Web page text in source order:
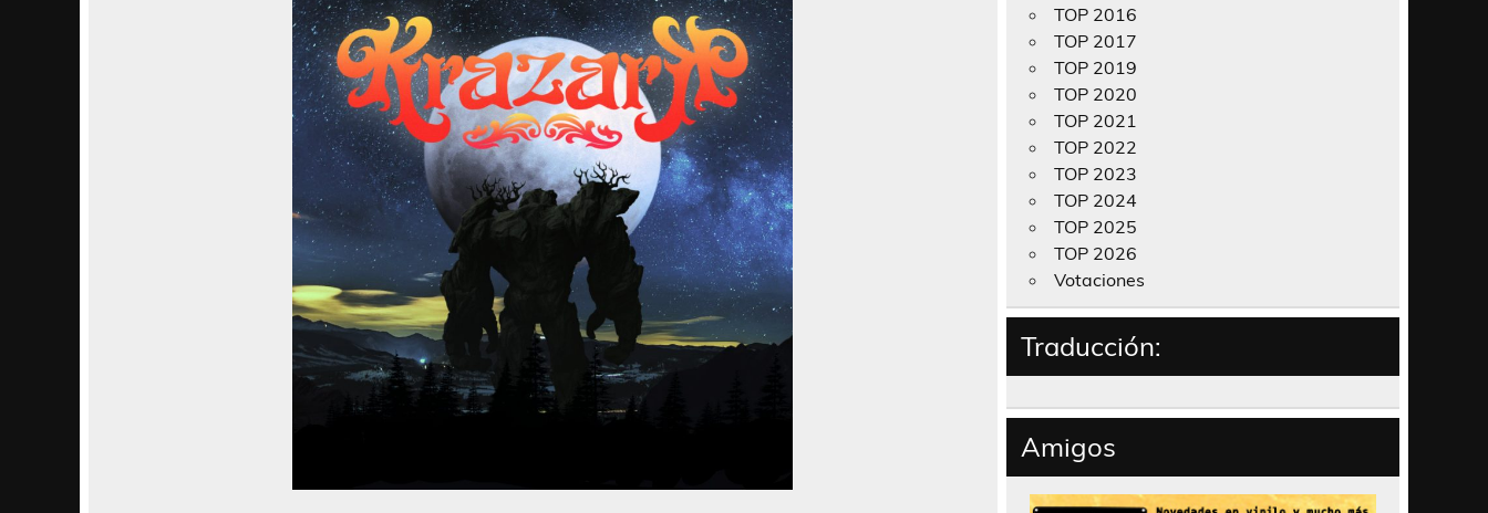
TOP 2016
TOP 2017
TOP 2019
TOP 2020
TOP 2021
TOP 2022
TOP 2023
TOP 2024
TOP 2025
TOP 2026
Votaciones
Traducción:
Amigos